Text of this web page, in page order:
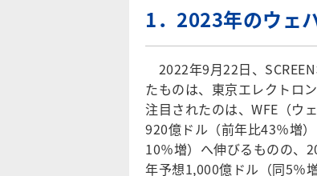
1．2023年のウェ
2022年9月22日、
たものは、東京エレクトロ
注目されたのは、WFE（ウ
920億ドル（前年比43％増
10％増）へ伸びるものの、
年予想1,000億ドル（同5％